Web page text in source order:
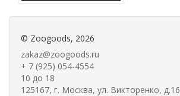
© Zoogoods, 2026
zakaz@zoogoods.ru
+ 7 (925) 054-4554
10 до 18
125167, г. Москва, ул. Викторенко, д.16